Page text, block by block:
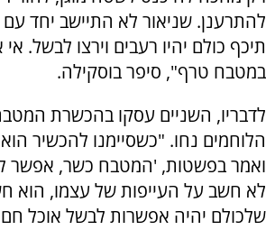
להתרענן. שניאור לא התיישב יחד
תיכף כולם יהיו רעבים וירצו לבשל.
במטבח טרף", סיפר בוסקילה.
לדבריו, השניים עסקו בהכשרת
הלוחמים נחו. "כשסיימנו להכשיר
ואמר בפשטות, 'המטבח כשר, אפשר
לא חשב על העייפות של עצמו, הוא
שלכולם יהיה אפשרות לבשל אוכל